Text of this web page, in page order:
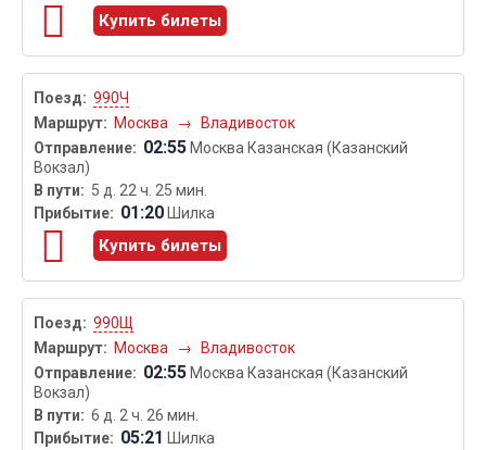
Купить билеты
990Ч
Москва
→ Владивосток
02:55 Москва Казанская (Казанский
Вокзал)
5 д. 22 ч. 25 мин.
01:20 Шилка
Купить билеты
990Щ
Москва
→ Владивосток
02:55 Москва Казанская (Казанский
Вокзал)
6 д. 2 ч. 26 мин.
05:21 Шилка